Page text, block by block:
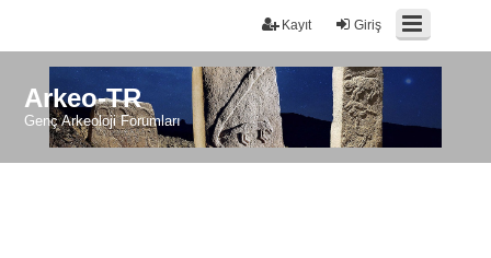
Giriş
Kayıt
Arkeo-TR
Genç Arkeoloji Forumları